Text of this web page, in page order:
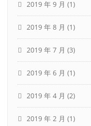
2019 年 9 月 (1)
2019 年 8 月 (1)
2019 年 7 月 (3)
2019 年 6 月 (1)
2019 年 4 月 (2)
2019 年 2 月 (1)